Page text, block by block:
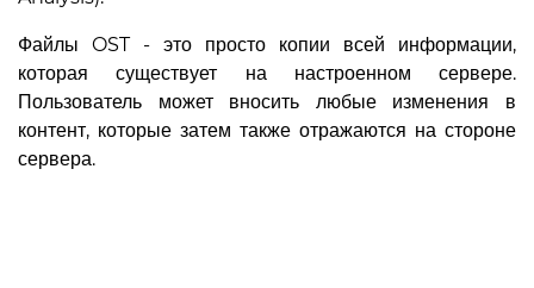
Файлы OST - это просто копии всей информации,
которая существует на настроенном сервере.
Пользователь может вносить любые изменения в
контент, которые затем также отражаются на стороне
сервера.